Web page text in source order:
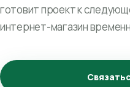
готовит проект к
интернет-магазин